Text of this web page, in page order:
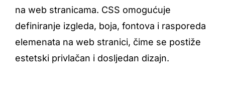
na web stranicama. CSS omogućuje
definiranje izgleda, boja, fontova i rasporeda
elemenata na web stranici, čime se postiže
estetski privlačan i dosljedan dizajn.